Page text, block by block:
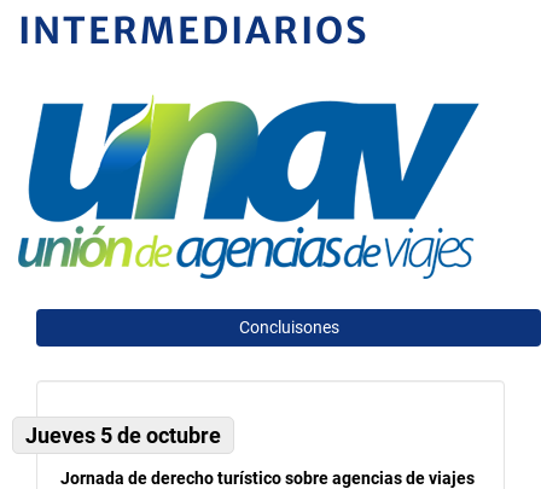
INTERMEDIARIOS
Concluisones
Jueves 5 de octubre
Jornada de derecho turístico sobre agencias de viajes